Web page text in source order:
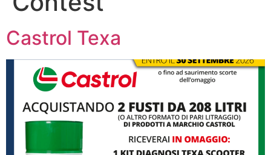
Castrol Texa